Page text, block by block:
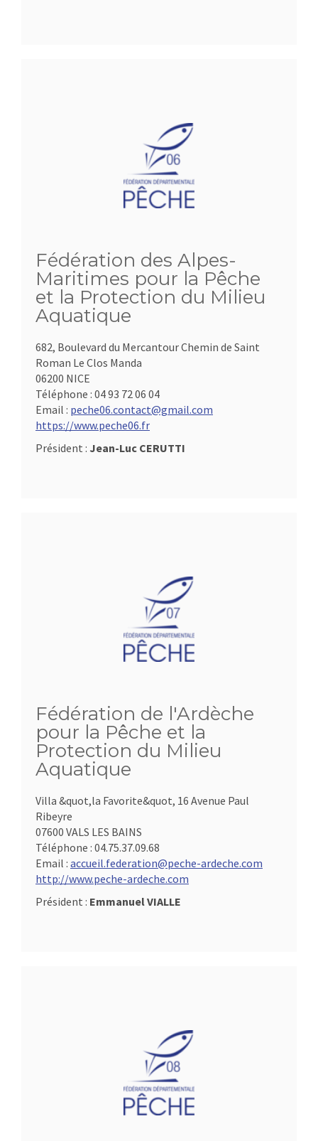
Fédération des Alpes-
Maritimes pour la Pêche
et la Protection du Milieu
Aquatique
682, Boulevard du Mercantour Chemin de Saint
Roman Le Clos Manda
06200 NICE
Téléphone : 04 93 72 06 04
Email : peche06.contact@gmail.com
https://www.peche06.fr
Président : Jean-Luc CERUTTI
Fédération de l'Ardèche
pour la Pêche et la
Protection du Milieu
Aquatique
Villa &quot,la Favorite&quot, 16 Avenue Paul
Ribeyre
07600 VALS LES BAINS
Téléphone : 04.75.37.09.68
Email : accueil.federation@peche-ardeche.com
http://www.peche-ardeche.com
Président : Emmanuel VIALLE